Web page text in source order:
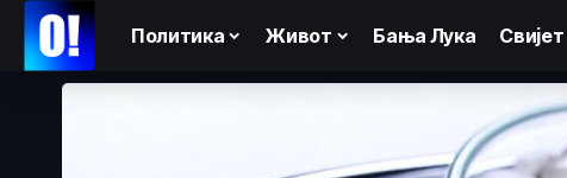
Политика Живот Бања Лука Свијет